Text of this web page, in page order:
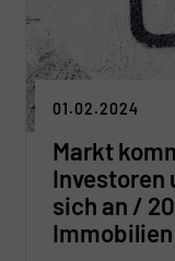
01.02.2024
Markt
Investoren
sich an /
Immobilien